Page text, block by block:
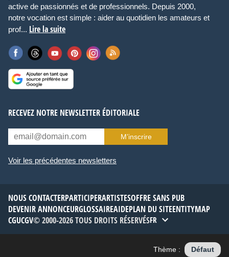
active de passionnés et de professionnels. Depuis 2000,
notre vocation est simple : aider au quotidien les amateurs et
prof... Lire la suite
RECEVEZ NOTRE NEWSLETTER ÉDITORIALE
M’inscrire
Voir les précédentes newsletters
NOUS CONTACTERPARTICIPERARTISTESOFFRE SANS PUB
DEVENIR ANNONCEURGLOSSAIREAIDEPLAN DU SITEENTITYMAP
CGUCGV© 2000-2026 TOUS DROITS RÉSERVÉSFR
Thème : Défaut